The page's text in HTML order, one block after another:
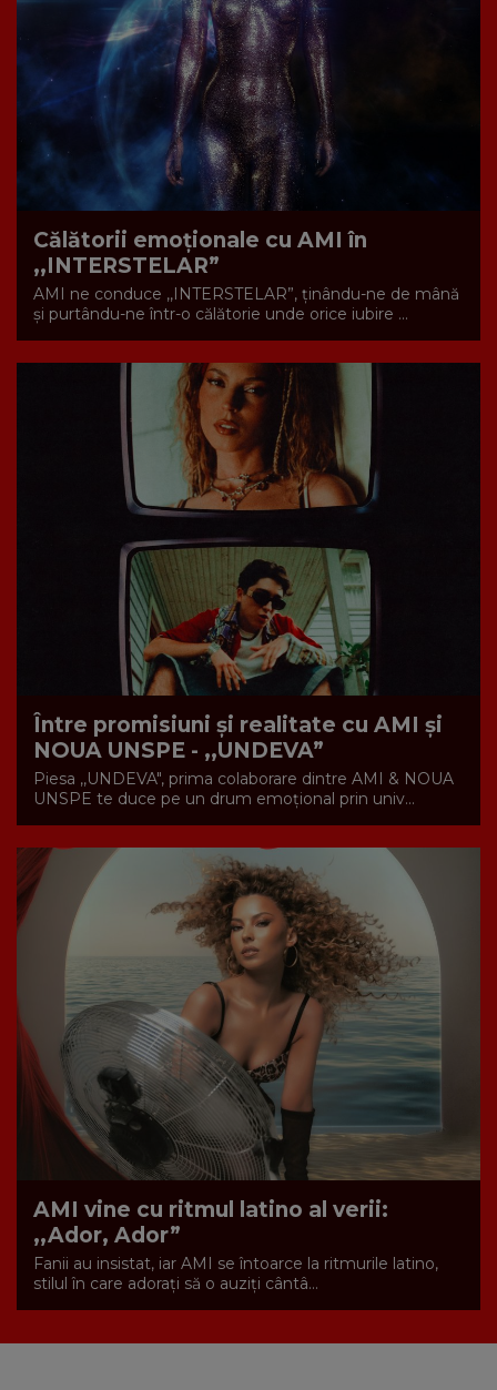
Călătorii emoționale cu AMI în
,,INTERSTELAR”
AMI ne conduce ,,INTERSTELAR”, ținându-ne de mână
și purtându-ne într-o călătorie unde orice iubire ...
Între promisiuni și realitate cu AMI și
NOUA UNSPE - ,,UNDEVA”
Piesa ,,UNDEVA", prima colaborare dintre AMI & NOUA
UNSPE te duce pe un drum emoțional prin univ...
AMI vine cu ritmul latino al verii:
,,Ador, Ador”
Fanii au insistat, iar AMI se întoarce la ritmurile latino,
stilul în care adorați să o auziți cântâ...